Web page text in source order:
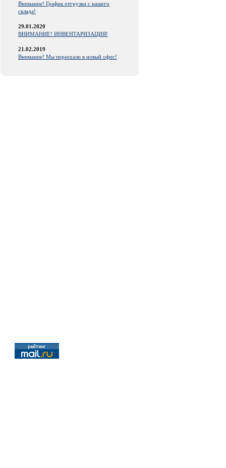
Внимание! График отгрузки с нашего
склада!
29.01.2020
ВНИМАНИЕ! ИНВЕНТАРИЗАЦИЯ!
21.02.2019
Внимание! Мы переехали в новый офис!